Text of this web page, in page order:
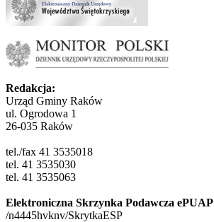
Redakcja:
Urząd Gminy Raków
ul. Ogrodowa 1
26-035 Raków
tel./fax 41 3535018
tel. 41 3535030
tel. 41 3535063
Elektroniczna Skrzynka Podawcza ePUAP
/n4445hvknv/SkrytkaESP